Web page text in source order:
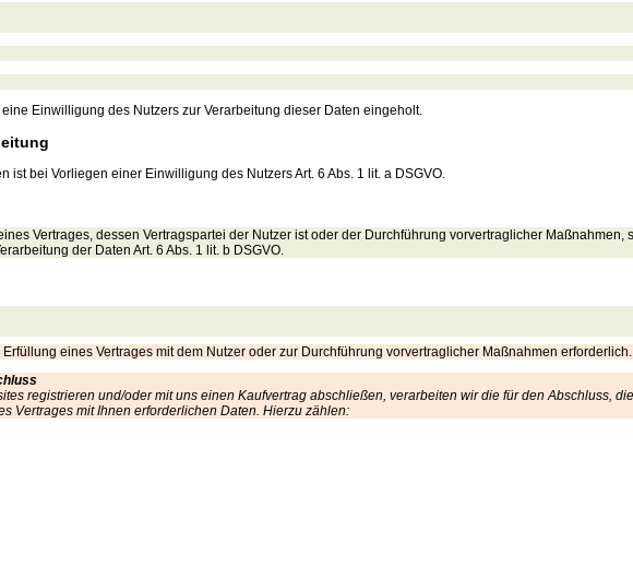
Einwilligung des Nutzers zur Verarbeitung dieser Daten eingeholt.
ist bei Vorliegen einer Einwilligung des Nutzers Art. 6 Abs. 1 lit. a DSGVO.
Vertrages, dessen Vertragspartei der Nutzer ist oder der Durchführung vorvertraglicher Maßnahmen,
der Daten Art. 6 Abs. 1 lit. b DSGVO.
eines Vertrages mit dem Nutzer oder zur Durchführung vorvertraglicher Maßnahmen erforderlich.
registrieren und/oder mit uns einen Kaufvertrag abschließen, verarbeiten wir die für den Abschluss, die
Vertrages mit Ihnen erforderlichen Daten. Hierzu zählen: